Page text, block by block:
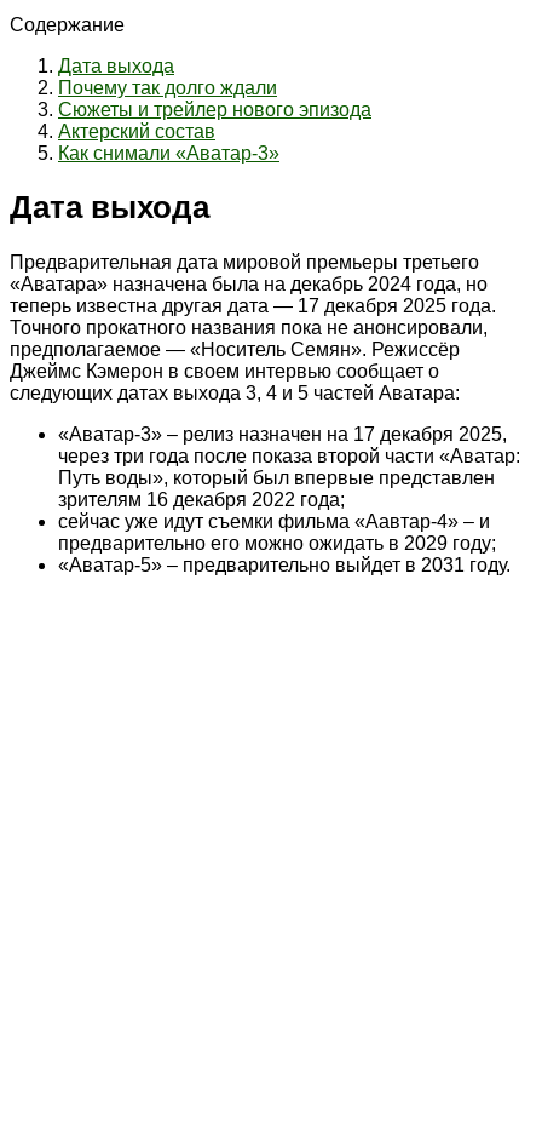
Содержание
Дата выхода
Почему так долго ждали
Сюжеты и трейлер нового эпизода
Актерский состав
Как снимали «Аватар-3»
Дата выхода
Предварительная дата мировой премьеры третьего
«Аватара» назначена была на декабрь 2024 года, но
теперь известна другая дата — 17 декабря 2025 года.
Точного прокатного названия пока не анонсировали,
предполагаемое — «Носитель Семян». Режиссёр
Джеймс Кэмерон в своем интервью сообщает о
следующих датах выхода 3, 4 и 5 частей Аватара:
«Аватар-3» – релиз назначен на 17 декабря 2025,
через три года после показа второй части «Аватар:
Путь воды», который был впервые представлен
зрителям 16 декабря 2022 года;
сейчас уже идут съемки фильма «Аавтар-4» – и
предварительно его можно ожидать в 2029 году;
«Аватар-5» – предварительно выйдет в 2031 году.